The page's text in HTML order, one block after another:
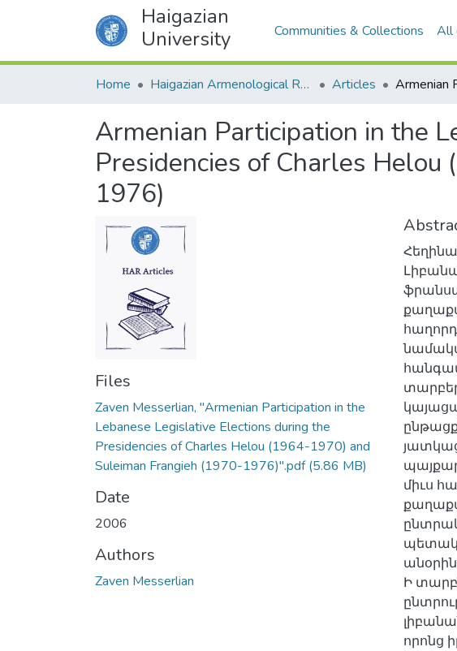
Haigazian
University
Communities & Collections All
Home Haigazian Armenological Review Articles
Armenian Participation in the
Presidencies of Charles
1976)
Files
Zaven Messerlian, "Armenian Participation in the
Lebanese Legislative Elections during the
Presidencies of Charles Helou (1964-1970) and
Suleiman Frangieh (1970-1976)".pdf(5.86 MB)
Date
2006
Authors
Zaven Messerlian
միւս
Ի
որոնց